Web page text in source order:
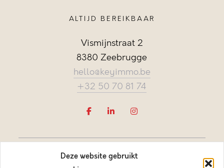
Deze website gebruikt
ALTIJD BEREIKBAAR
Vismijnstraat 2
8380 Zeebrugge
hello@keyimmo.be
+32 50 70 81 74